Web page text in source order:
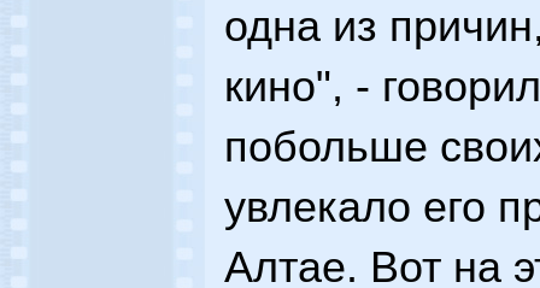
одна из
кино", -
побольше
увлекало его
Алтае. Вот на